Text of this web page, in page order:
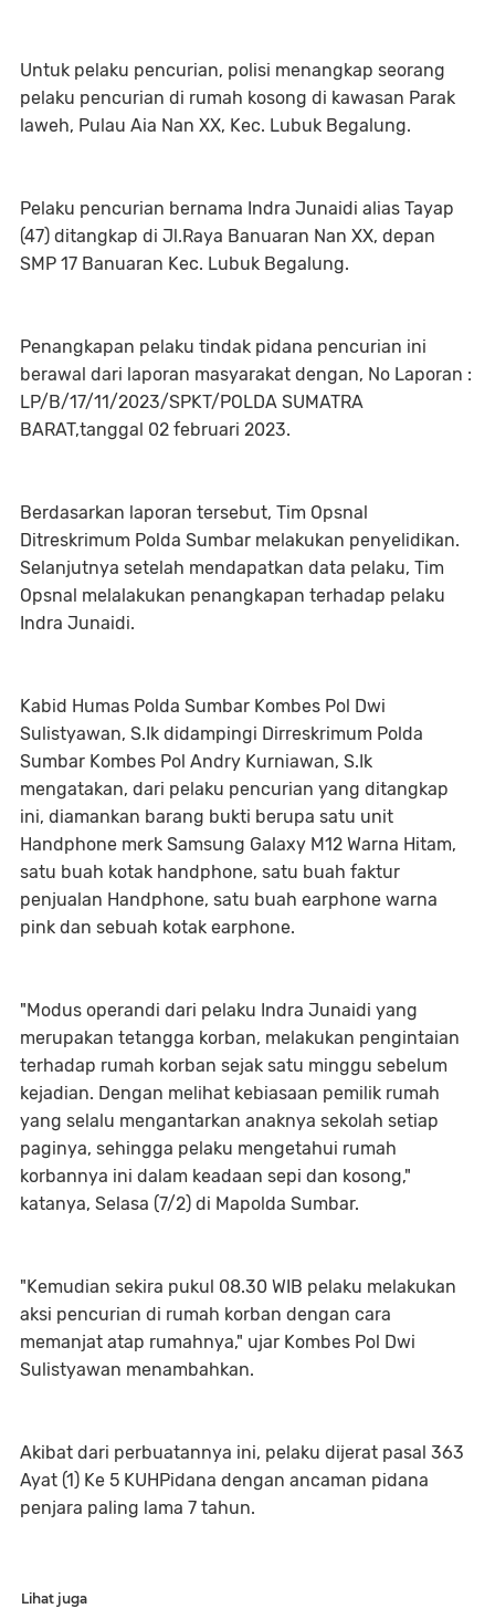
Untuk pelaku pencurian, polisi menangkap seorang
pelaku pencurian di rumah kosong di kawasan Parak
laweh, Pulau Aia Nan XX, Kec. Lubuk Begalung.
Pelaku pencurian bernama Indra Junaidi alias Tayap
(47) ditangkap di Jl.Raya Banuaran Nan XX, depan
SMP 17 Banuaran Kec. Lubuk Begalung.
Penangkapan pelaku tindak pidana pencurian ini
berawal dari laporan masyarakat dengan, No Laporan :
LP/B/17/11/2023/SPKT/POLDA SUMATRA
BARAT,tanggal 02 februari 2023.
Berdasarkan laporan tersebut, Tim Opsnal
Ditreskrimum Polda Sumbar melakukan penyelidikan.
Selanjutnya setelah mendapatkan data pelaku, Tim
Opsnal melalakukan penangkapan terhadap pelaku
Indra Junaidi.
Kabid Humas Polda Sumbar Kombes Pol Dwi
Sulistyawan, S.Ik didampingi Dirreskrimum Polda
Sumbar Kombes Pol Andry Kurniawan, S.Ik
mengatakan, dari pelaku pencurian yang ditangkap
ini, diamankan barang bukti berupa satu unit
Handphone merk Samsung Galaxy M12 Warna Hitam,
satu buah kotak handphone, satu buah faktur
penjualan Handphone, satu buah earphone warna
pink dan sebuah kotak earphone.
"Modus operandi dari pelaku Indra Junaidi yang
merupakan tetangga korban, melakukan pengintaian
terhadap rumah korban sejak satu minggu sebelum
kejadian. Dengan melihat kebiasaan pemilik rumah
yang selalu mengantarkan anaknya sekolah setiap
paginya, sehingga pelaku mengetahui rumah
korbannya ini dalam keadaan sepi dan kosong,"
katanya, Selasa (7/2) di Mapolda Sumbar.
"Kemudian sekira pukul 08.30 WIB pelaku melakukan
aksi pencurian di rumah korban dengan cara
memanjat atap rumahnya," ujar Kombes Pol Dwi
Sulistyawan menambahkan.
Akibat dari perbuatannya ini, pelaku dijerat pasal 363
Ayat (1) Ke 5 KUHPidana dengan ancaman pidana
penjara paling lama 7 tahun.
Lihat juga